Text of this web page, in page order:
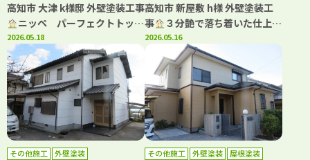
高知市 大津 k様邸 外壁塗装工事
ニッペ パーフェクトトップ
Si 3分艶で落ち着いた仕上がり
(^^♪
2026.05.18
高知市 新屋敷 h様 外壁塗装工
事
３分艶で落ち着いた仕上が
りに(^^)
2026.05.16
その他施工 外壁塗装 その他施工 外壁塗装 屋根塗装